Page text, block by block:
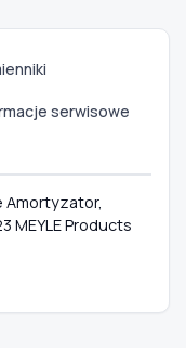
serwisowe
Amortyzator,
MEYLE Products